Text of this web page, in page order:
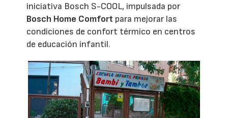
iniciativa Bosch S-COOL, impulsada por
Bosch Home Comfort para mejorar las
condiciones de confort térmico en centros
de educación infantil.